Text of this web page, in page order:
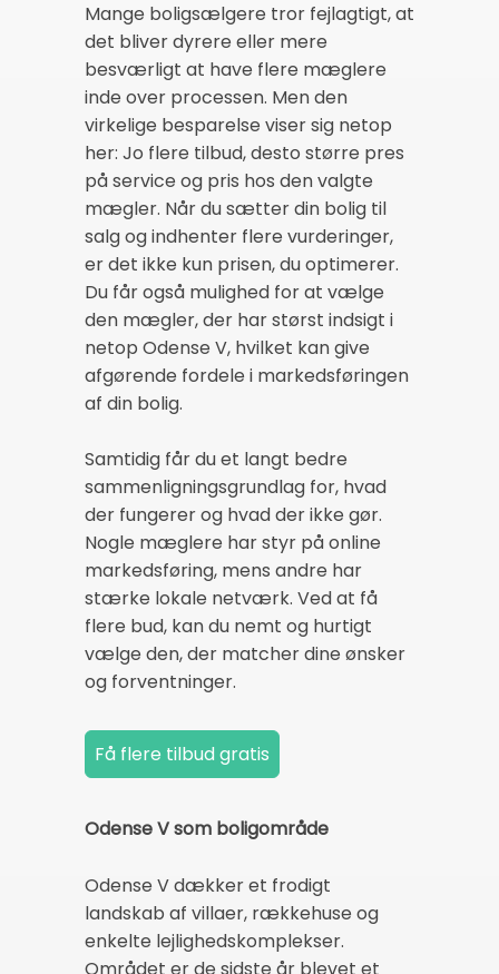
Mange boligsælgere tror fejlagtigt, at
det bliver dyrere eller mere
besværligt at have flere mæglere
inde over processen. Men den
virkelige besparelse viser sig netop
her: Jo flere tilbud, desto større pres
på service og pris hos den valgte
mægler. Når du sætter din bolig til
salg og indhenter flere vurderinger,
er det ikke kun prisen, du optimerer.
Du får også mulighed for at vælge
den mægler, der har størst indsigt i
netop Odense V, hvilket kan give
afgørende fordele i markedsføringen
af din bolig.
Samtidig får du et langt bedre
sammenligningsgrundlag for, hvad
der fungerer og hvad der ikke gør.
Nogle mæglere har styr på online
markedsføring, mens andre har
stærke lokale netværk. Ved at få
flere bud, kan du nemt og hurtigt
vælge den, der matcher dine ønsker
og forventninger.
Odense V som boligområde
Odense V dækker et frodigt
landskab af villaer, rækkehuse og
enkelte lejlighedskomplekser.